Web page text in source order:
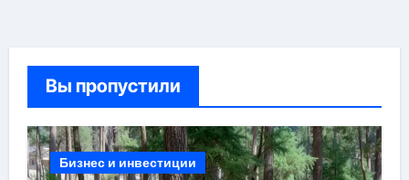
Вы пропустили
Бизнес и инвестиции